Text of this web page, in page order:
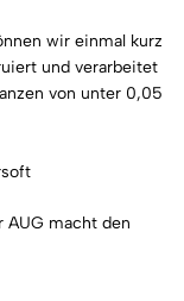
wir einmal kurz
und verarbeitet
von unter 0,05
AUG macht den